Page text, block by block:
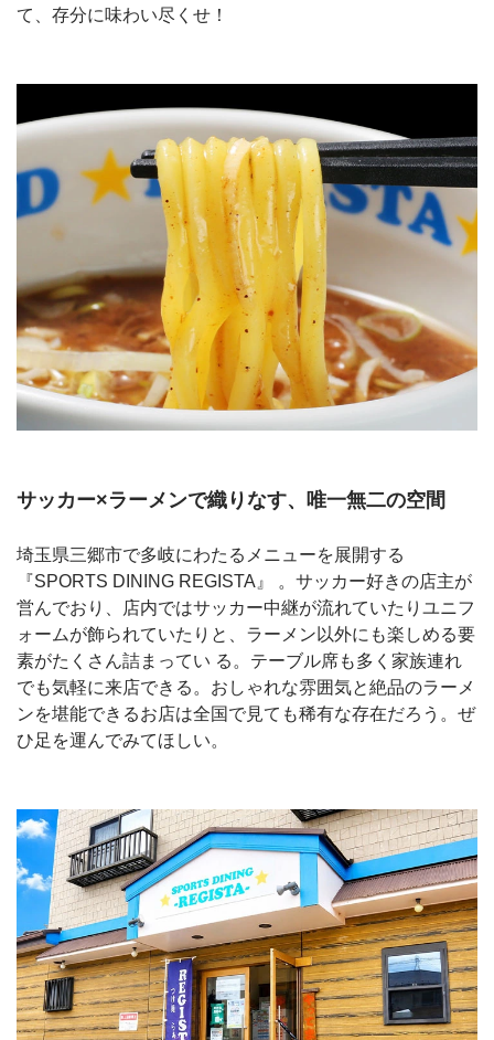
て、存分に味わい尽くせ！
サッカー×ラーメンで織りなす、唯一無二の空間
埼玉県三郷市で多岐にわたるメニューを展開する
『SPORTS DINING REGISTA』 。サッカー好きの店主が
営んでおり、店内ではサッカー中継が流れていたりユニフ
ォームが飾られていたりと、ラーメン以外にも楽しめる要
素がたくさん詰まってい る。テーブル席も多く家族連れ
でも気軽に来店できる。おしゃれな雰囲気と絶品のラーメ
ンを堪能できるお店は全国で見ても稀有な存在だろう。ぜ
ひ足を運んでみてほしい。